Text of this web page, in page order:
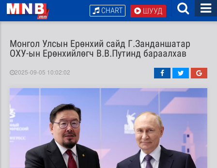
ШУУД
CHART
Монгол Улсын Ерөнхий сайд Г.Занданшатар
ОХУ-ын Ерөнхийлөгч В.В.Путинд бараалхав
2025-09-05 10:02:02